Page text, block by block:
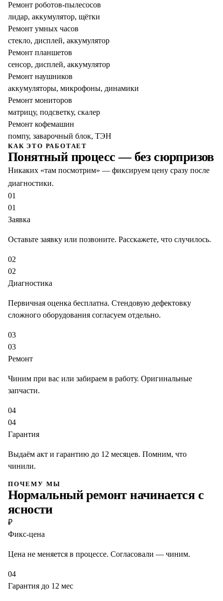
Ремонт роботов-пылесосов
лидар, аккумулятор, щётки
Ремонт умных часов
стекло, дисплей, аккумулятор
Ремонт планшетов
сенсор, дисплей, аккумулятор
Ремонт наушников
аккумуляторы, микрофоны, динамики
Ремонт мониторов
матрицу, подсветку, скалер
Ремонт кофемашин
помпу, заварочный блок, ТЭН
КАК ЭТО РАБОТАЕТ
Понятный процесс — без сюрпризов
Никаких «там посмотрим» — фиксируем цену сразу после
диагностики.
01
01
Заявка
Оставьте заявку или позвоните. Расскажете, что случилось.
02
02
Диагностика
Первичная оценка бесплатна. Стендовую дефектовку
сложного оборудования согласуем отдельно.
03
03
Ремонт
Чиним при вас или забираем в работу. Оригинальные
запчасти.
04
04
Гарантия
Выдаём акт и гарантию до 12 месяцев. Помним, что
чинили.
ПОЧЕМУ МЫ
Нормальный ремонт начинается с
ясности
₽
Фикс-цена
Цена не меняется в процессе. Согласовали — чиним.
04
Гарантия до 12 мес